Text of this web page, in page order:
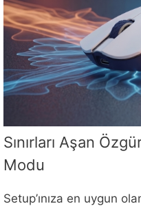
Sınırları Aşan
Modu
Setup’ınıza en uygun